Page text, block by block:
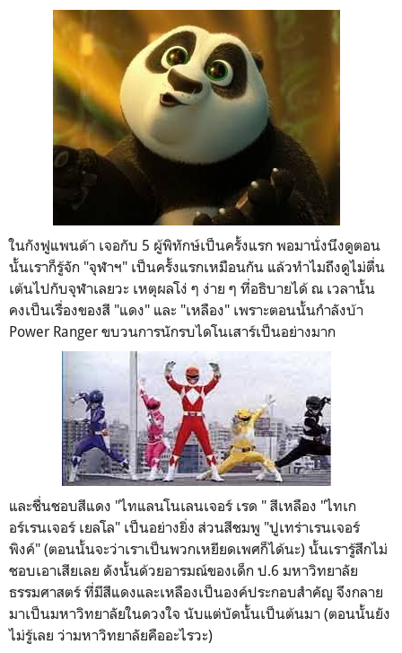
ในกังฟูแพนด้า เจอกับ 5 ผู้พิทักษ์เป็นครั้งแรก พอมานั่งนึงดูตอน
นั้นเราก็รู้จัก "จุฬาฯ" เป็นครั้งแรกเหมือนกัน แล้วทำไมถึงดูไม่ตื่น
เต้นไปกับจุฬาเลยวะ เหตุผลโง่ ๆ ง่าย ๆ ที่อธิบายได้ ณ เวลานั้น
คงเป็นเรื่องของสี "แดง" และ "เหลือง" เพราะตอนนั้นกำลังบ้า
Power Ranger ขบวนการนักรบไดโนเสาร์เป็นอย่างมาก
และชื่นชอบสีแดง "ไทแลนโนเลนเจอร์ เรด " สีเหลือง "ไทเก
อร์เรนเจอร์ เยลโล" เป็นอย่างยิ่ง ส่วนสีชมพู "ปูเทร่าเรนเจอร์
พิงค์" (ตอนนั้นจะว่าเราเป็นพวกเหยียดเพศก็ได้นะ) นั้นเรารู้สึกไม่
ชอบเอาเสียเลย ดังนั้นด้วยอารมณ์ของเด็ก ป.6 มหาวิทยาลัย
ธรรมศาสตร์ ที่มีสีแดงและเหลืองเป็นองค์ประกอบสำคัญ จึงกลาย
มาเป็นมหาวิทยาลัยในดวงใจ นับแต่บัดนั้นเป็นต้นมา (ตอนนั้นยัง
ไม่รู้เลย ว่ามหาวิทยาลัยคืออะไรวะ)